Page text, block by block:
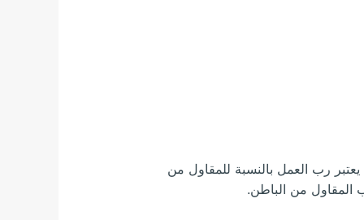
رب العمل بالنسبة للمقاول من
المقاول من الباطن.